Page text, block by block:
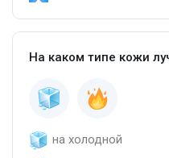
На каком типе кожи
на холодной